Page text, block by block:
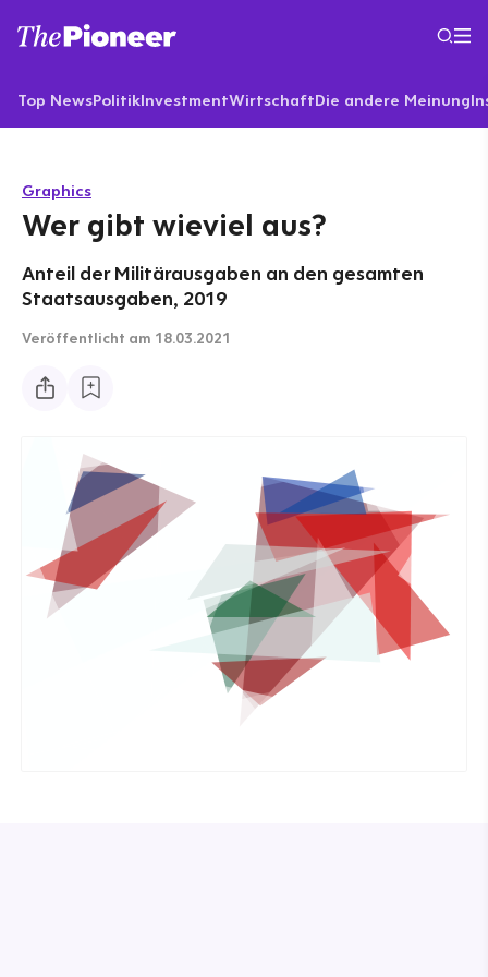
Top NewsPolitikInvestmentWirtschaftDie andere Meinung
Graphics
Wer gibt wieviel aus?
Anteil der Militärausgaben an den gesamten
Staatsausgaben, 2019
Veröffentlicht am 18.03.2021